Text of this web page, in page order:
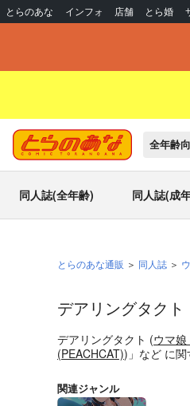
とらのあな インフォ 店舗 とら婚
全年齢
同人誌(全年齢) 同人誌(成
とらのあな通販 同人誌
デアリングタクト
デアリングタクト (ウマ
(PEACHCAT))」 など に関
関連ジャンル